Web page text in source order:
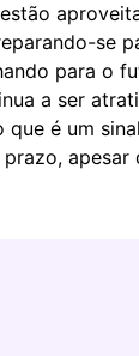
se
para o
a ser
que é um
apesar